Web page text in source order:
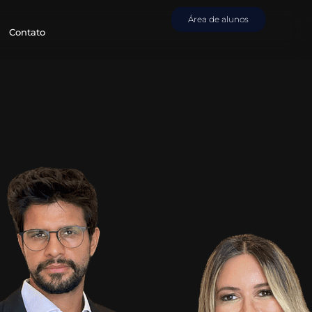
Área de alunos
Contato